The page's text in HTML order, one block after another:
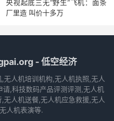
央视起底三无“野生”飞机：面条
厂里造 叫价十多万
- 低空经济
人机培训机构,无人机执照,无人
,科技数码产品评测评测,无人机
人机送餐,无人机应急救援,无人
人机表演等.